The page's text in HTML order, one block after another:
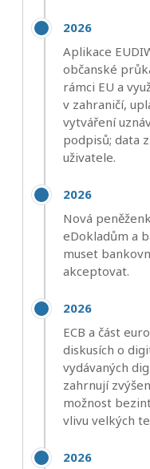
2026
Aplikace
občanské
rámci EU a
v zahraničí,
vytváření
podpisů; data
uživatele.
2026
Nová
eDokladům a
muset
akceptovat.
2026
ECB a část
diskusích o
vydávaných
zahrnují
možnost
vlivu velkých
2026